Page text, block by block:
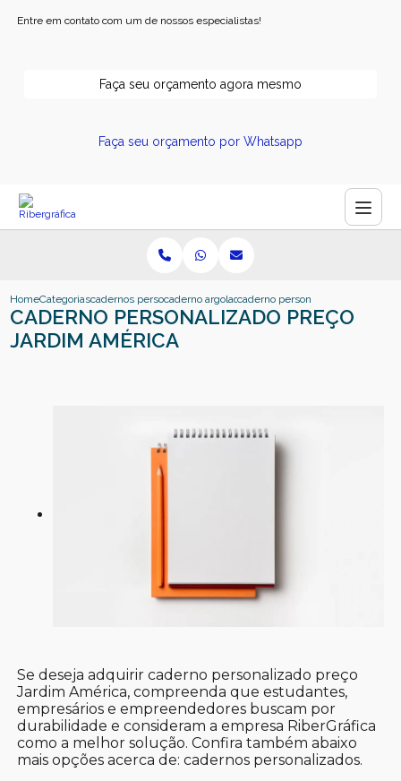
Entre em contato com um de nossos especialistas!
Faça seu orçamento agora mesmo
Faça seu orçamento por Whatsapp
HomeCategoriascadernos personalizadoscaderno argolado personalizado
caderno personalizado preco
CADERNO PERSONALIZADO PREÇO
JARDIM AMÉRICA
Se deseja adquirir caderno personalizado preço
Jardim América, compreenda que estudantes,
empresários e empreendedores buscam por
durabilidade e consideram a empresa RiberGráfica
como a melhor solução. Confira também abaixo
mais opções acerca de: cadernos personalizados.